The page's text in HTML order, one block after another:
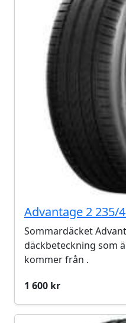
Advantage 2 235/
Sommardäcket
däckbeteckning som
kommer från .
1 600 kr